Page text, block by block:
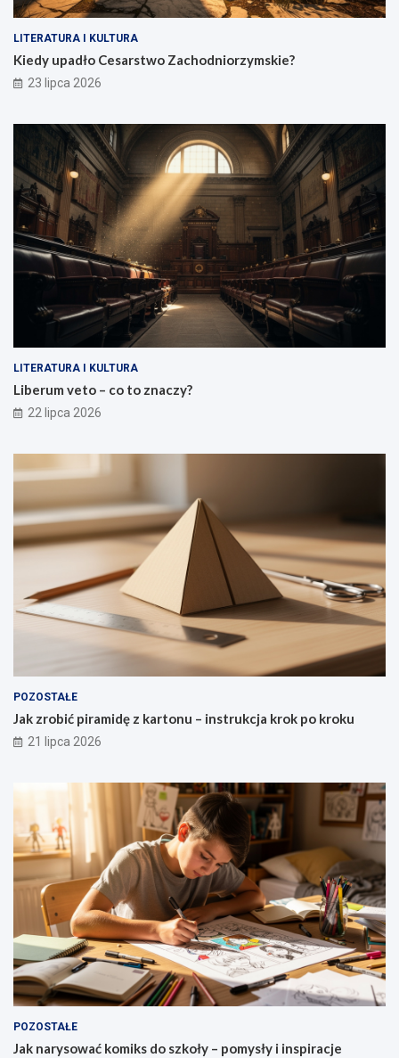
LITERATURA I KULTURA
Kiedy upadło Cesarstwo Zachodniorzymskie?
23 lipca 2026
LITERATURA I KULTURA
Liberum veto – co to znaczy?
22 lipca 2026
POZOSTAŁE
Jak zrobić piramidę z kartonu – instrukcja krok po kroku
21 lipca 2026
POZOSTAŁE
Jak narysować komiks do szkoły – pomysły i inspiracje